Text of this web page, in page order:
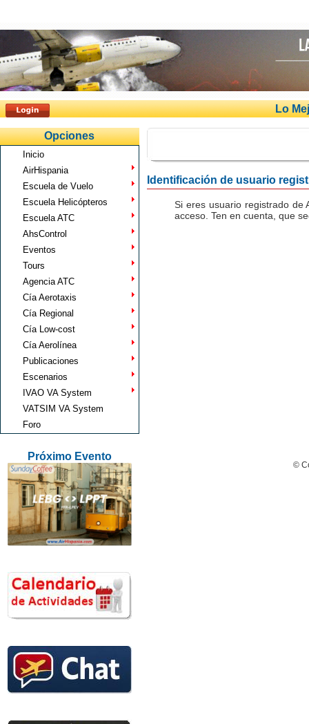
Lo
Opciones
Inicio
AirHispania
Escuela de Vuelo
Escuela Helicópteros
Escuela ATC
AhsControl
Eventos
Tours
Agencia ATC
Cía Aerotaxis
Cía Regional
Cía Low-cost
Cía Aerolínea
Publicaciones
Escenarios
IVAO VA System
VATSIM VA System
Foro
Próximo Evento
Identificación de usuario
Si eres usuario registrado de
acceso. Ten en cuenta, que
©